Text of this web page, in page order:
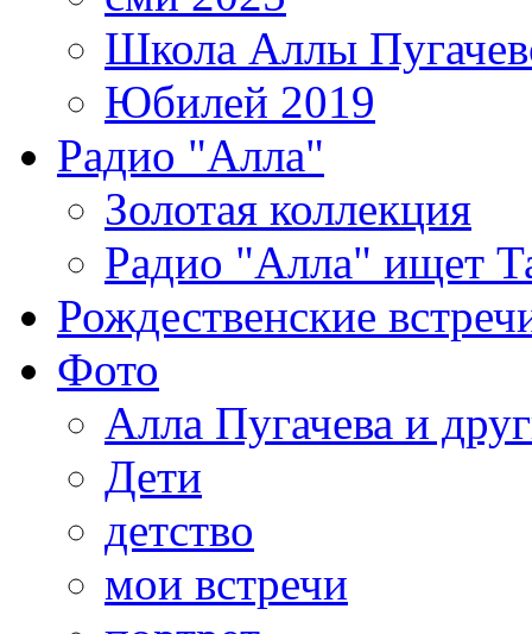
Школа Аллы
Юбилей 2019
Радио "Алла"
Золотая коллекция
Радио "Алла" ищет
Рождественские
Фото
Алла Пугачева и
Дети
детство
мои встречи